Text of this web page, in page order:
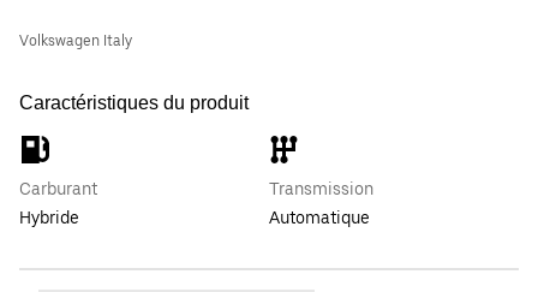
Volkswagen Italy
Caractéristiques du produit
Carburant
Hybride
Transmission
Automatique